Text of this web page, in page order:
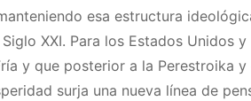
esa estructura
XXI. Para los Estados Unidos
y que posterior a la Perestroika
surja una nueva línea de